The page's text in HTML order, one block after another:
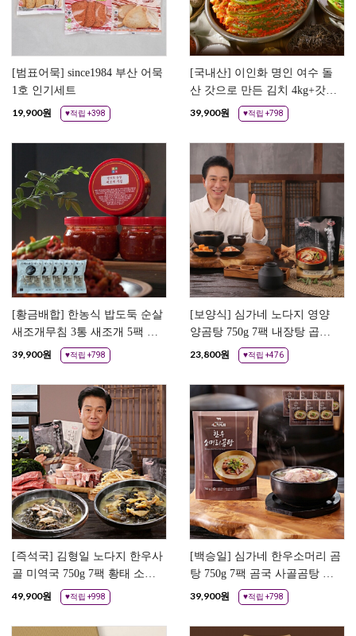
[범표어묵] since1984 부산 어묵
1호 인기세트
19,900원 ♥적립 +398
[국내산] 이인화 명인 여수 돌
산 갓으로 만든 김치 4kg+갓물
김치 1kg
39,900원 ♥적립 +798
[황금배합] 한농식 밥도둑 순살
새조개무침 3통 새조개 5팩 손
질 자연산 새조개 조개살
39,900원 ♥적립 +798
[보양식] 심가네 노다지 영양
양곰탕 750g 7팩 내장탕 곱창
전골 한우사골 곰탕 즉석국
23,800원 ♥적립 +476
[즉석국] 김형일 노다지 한우사
골 미역국 750g 7팩 황태 소고
기 미역국
49,900원 ♥적립 +998
[백승일] 심가네 한우소머리 곰
탕 750g 7팩 곰국 사골곰탕 소
머리국밥 즉석국
39,900원 ♥적립 +798